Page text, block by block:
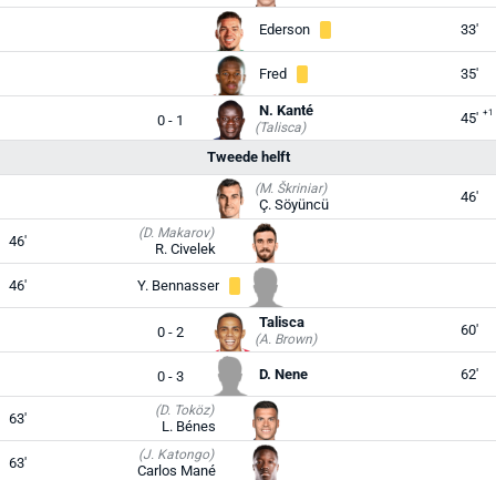
Ederson 33'
Fred 35'
0 - 1
N. Kanté
(Talisca)
45' +1
Tweede helft
(M. Škriniar)
Ç. Söyüncü 46'
46' (D. Makarov)
R. Civelek
46' Y. Bennasser
0 - 2
Talisca
(A. Brown)
60'
0 - 3 D. Nene 62'
63' (D. Toköz)
L. Bénes
63' (J. Katongo)
Carlos Mané